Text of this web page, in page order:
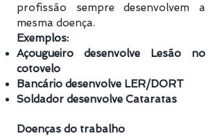
profissão sempre desenvolvem a
mesma doença.
Exemplos:
Açougueiro desenvolve Lesão no
cotovelo
Bancário desenvolve LER/DORT
Soldador desenvolve Cataratas
Doenças do trabalho